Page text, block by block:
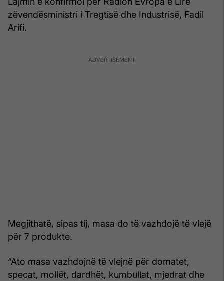
zëvendësministri i Tregtisë dhe Industrisë, Fadil
Arifi.
Megjithatë, sipas tij, masa do të vazhdojë të vlejë
për 7 produkte.
“Ato masa vazhdojnë të vlejnë për domatet,
specat, mollët, dardhët, kumbullat, mjedrat dhe